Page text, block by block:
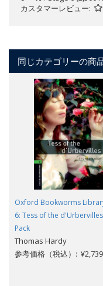
カスタマーレビュー
同じカテゴリーの商
Oxford Bookworms
6: Tess of the
Pack
Thomas Hardy
参考価格（税込）: ¥2,739